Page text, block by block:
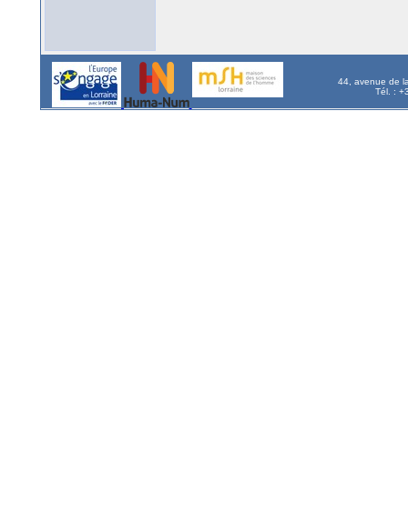
44, avenue de
Tél. :